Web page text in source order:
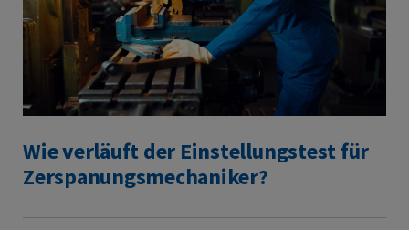
Wie verläuft der Einstellungstest für
Zerspanungsmechaniker?